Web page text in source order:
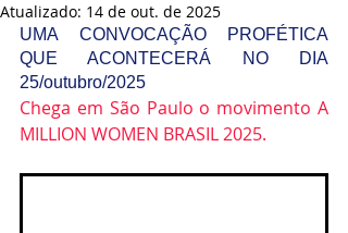
Atualizado: 14 de out. de 2025
UMA CONVOCAÇÃO PROFÉTICA
QUE ACONTECERÁ NO DIA
25/outubro/2025
Chega em São Paulo o movimento A
MILLION WOMEN BRASIL 2025.